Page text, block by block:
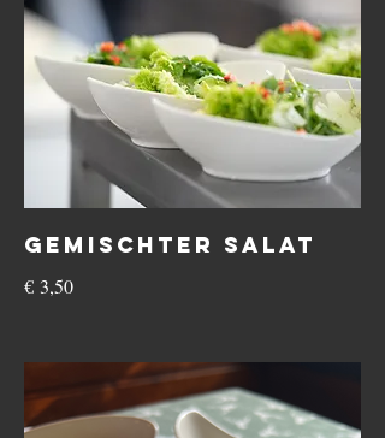
Gemischter Salat
€ 3,50